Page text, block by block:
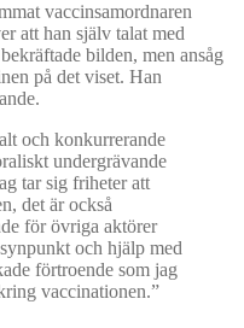
vaccinsamordnaren
att han själv talat med
bilden, men ansåg
på det viset. Han
och konkurrerande
undergrävande
tar sig friheter att
det är också
för övriga aktörer
och hjälp med
förtroende som jag
vaccinationen.”